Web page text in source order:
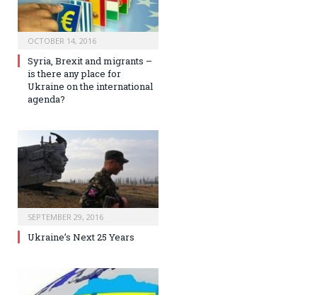
OCTOBER 14, 2016
Syria, Brexit and migrants –
is there any place for
Ukraine on the international
agenda?
SEPTEMBER 29, 2016
Ukraine’s Next 25 Years